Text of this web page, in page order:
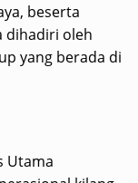
beserta
dihadiri oleh
yang berada di
Utama